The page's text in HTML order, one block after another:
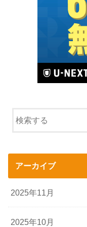
アーカイブ
2025年11月
2025年10月